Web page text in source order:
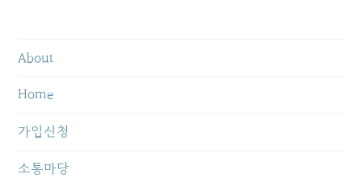
About
Home
가입신청
소통마당